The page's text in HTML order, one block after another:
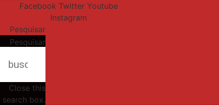
Facebook Twitter Youtube
Instagram
Pesquisar
Pesquisar
Close this
search box.